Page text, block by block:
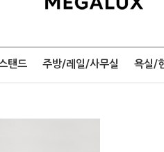
탠드 주방/레일/사무실 욕실/